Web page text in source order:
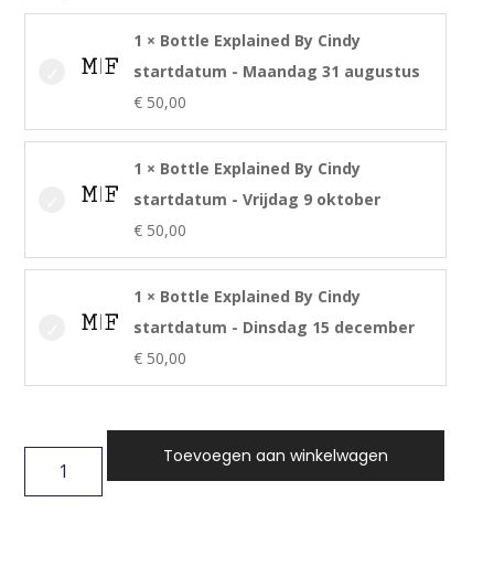
1 × Bottle Explained By Cindy
startdatum - Maandag 31 augustus
€ 50,00
1 × Bottle Explained By Cindy
startdatum - Vrijdag 9 oktober
€ 50,00
1 × Bottle Explained By Cindy
startdatum - Dinsdag 15 december
€ 50,00
Toevoegen aan winkelwagen